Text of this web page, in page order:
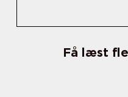
Få læst